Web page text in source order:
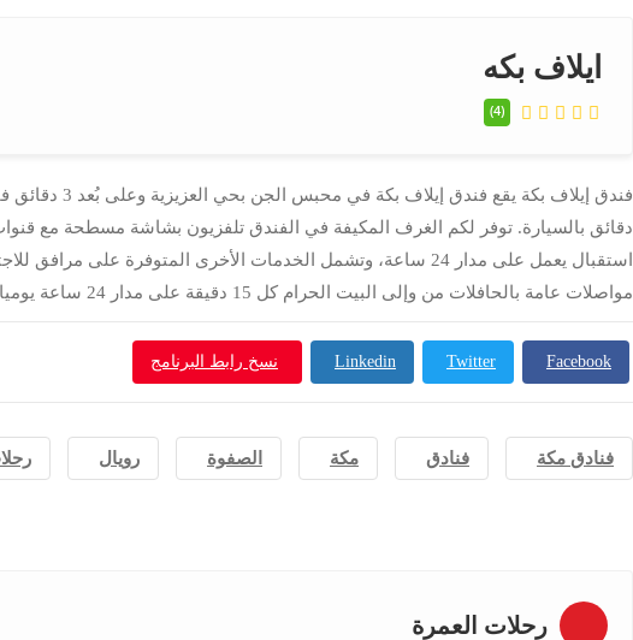
ايلاف بكه
(4)
دقائق بالسيارة. توفر لكم الغرف المكيفة في الفندق تلفزيون بشاشة مسطحة مع
مواصلات عامة بالحافلات من وإلى البيت الحرام كل 15 دقيقة على مدار 24 ساعة يوميا
Facebook
Twitter
Linkedin نسخ رابط البرنامج
فنادق مكة فنادق مكة الصفوة رويال
رحلات العمرة